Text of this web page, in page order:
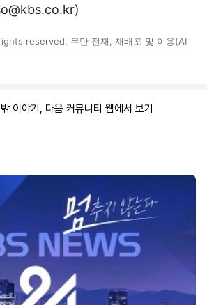
reserved. 무단 전재, 재배포 및 이용(AI
이야기, 다음 커뮤니티 웹에서 보기